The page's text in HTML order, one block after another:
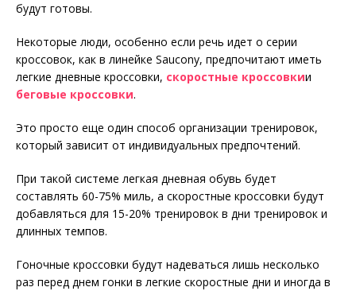
будут готовы.
Некоторые люди, особенно если речь идет о серии
кроссовок, как в линейке Saucony, предпочитают иметь
легкие дневные кроссовки, скоростные кроссовкии
беговые кроссовки.
Это просто еще один способ организации тренировок,
который зависит от индивидуальных предпочтений.
При такой системе легкая дневная обувь будет
составлять 60-75% миль, а скоростные кроссовки будут
добавляться для 15-20% тренировок в дни тренировок и
длинных темпов.
Гоночные кроссовки будут надеваться лишь несколько
раз перед днем гонки в легкие скоростные дни и иногда в